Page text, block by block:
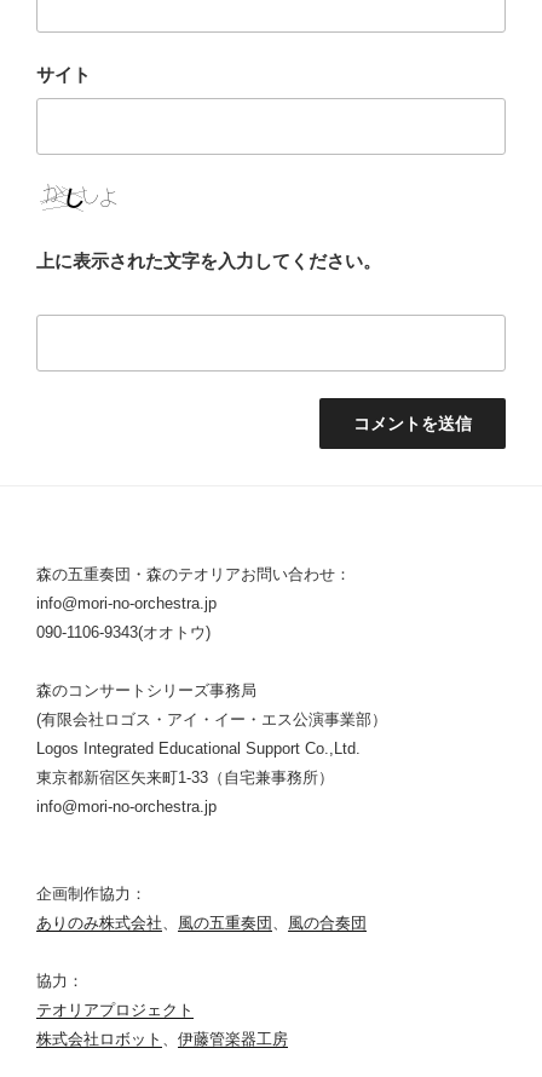
サイト
上に表示された文字を入力してください。
森の五重奏団・森のテオリアお問い合わせ：
info@mori-no-orchestra.jp
090-1106-9343(オオトウ)
森のコンサートシリーズ事務局
(有限会社ロゴス・アイ・イー・エス公演事業部）
Logos Integrated Educational Support Co.,Ltd.
東京都新宿区矢来町1-33（自宅兼事務所）
info@mori-no-orchestra.jp
企画制作協力：
ありのみ株式会社、 風の五重奏団 、 風の合奏団
協力：
テオリアプロジェクト
株式会社ロボット 、 伊藤管楽器工房